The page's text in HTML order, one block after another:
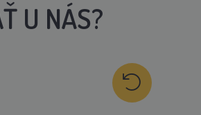
U NÁS?